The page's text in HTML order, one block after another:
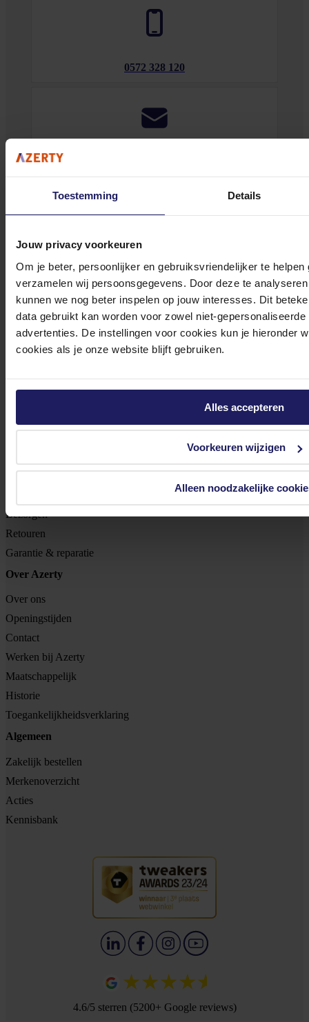
Toestemming Details
Jouw privacy voorkeuren
Om je beter, persoonlijker en gebruiksvriendelijker te
verzamelen wij persoonsgegevens. Door deze te
kunnen we nog beter inspelen op jouw interesses. Dit
data gebruikt kan worden voor zowel niet-
advertenties. De instellingen voor cookies kun je hieronder
cookies als je onze website blijft gebruiken.
Alles accepteren
Voorkeuren wijzigen
Alleen noodzakelijke
0572 328 120
Ontvang als eerste de beste deals in je inbox
Footer
Azerty
8102 HG Raalte
KvK nr: 55425437
Bestellen
Bezorgen
Retouren
Garantie & reparatie
Over Azerty
Over ons
Openingstijden
Contact
Werken bij Azerty
Maatschappelijk
Historie
Toegankelijkheidsverklaring
Algemeen
Zakelijk bestellen
Merkenoverzicht
Acties
Kennisbank
4.6/5 sterren (5200+ Google reviews)